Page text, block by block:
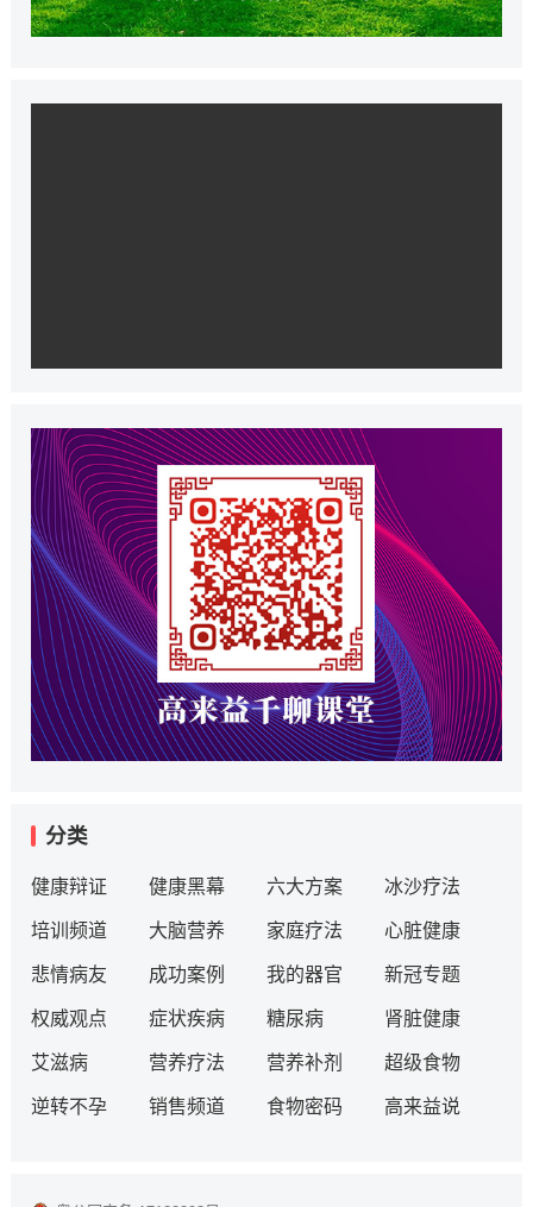
分类
健康辩证 健康黑幕 六大方案 冰沙疗法
培训频道 大脑营养 家庭疗法 心脏健康
悲情病友 成功案例 我的器官 新冠专题
权威观点 症状疾病 糖尿病 肾脏健康
艾滋病 营养疗法 营养补剂 超级食物
逆转不孕 销售频道 食物密码 高来益说